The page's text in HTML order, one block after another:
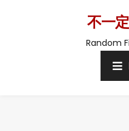
不一
Random